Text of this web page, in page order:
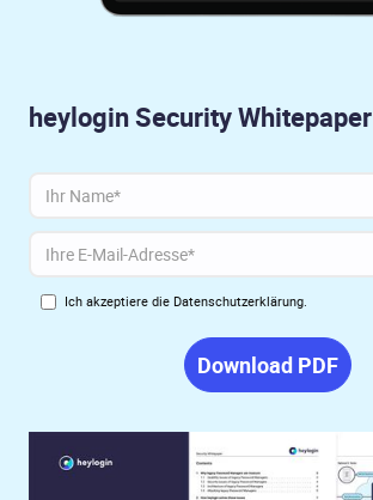
heylogin Security Whitepaper
Ich akzeptiere die Datenschutzerklärung.